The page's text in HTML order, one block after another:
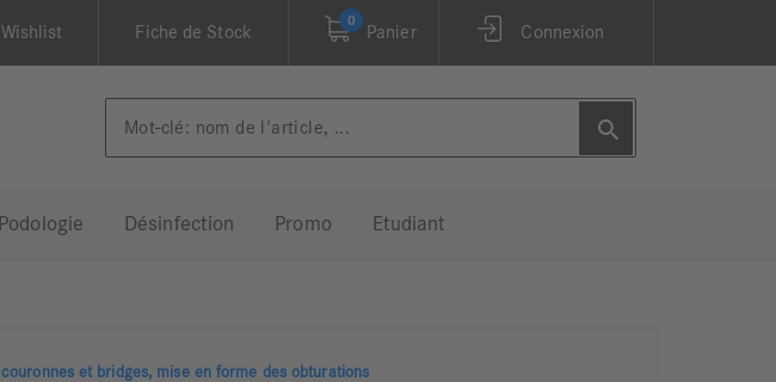
Wishlist Fiche de Stock
0
Panier Connexion
Podologie Désinfection Promo Etudiant
couronnes et bridges, mise en forme des obturations